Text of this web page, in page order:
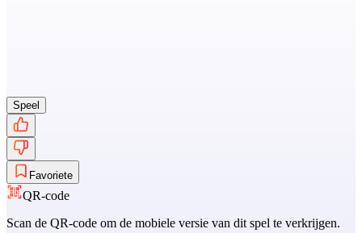
Speel
Favoriete
QR-code
Scan de QR-code om de mobiele versie van dit spel te verkrijgen.